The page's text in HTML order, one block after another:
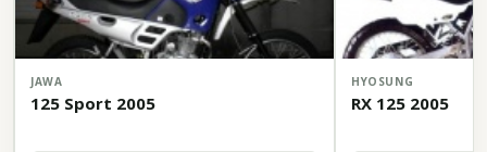
JAWA
125 Sport 2005
HYOSUNG
RX 125 2005